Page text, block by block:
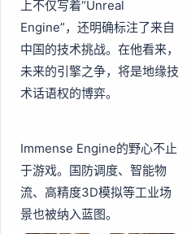
上不仅写着“Unreal
Engine”，还明确标注了来自
中国的技术挑战。在他看来，
未来的引擎之争，将是地缘技
术话语权的博弈。
Immense Engine的野心不止
于游戏。国防调度、智能物
流、高精度3D模拟等工业场
景也被纳入蓝图。